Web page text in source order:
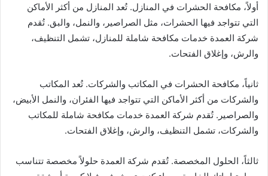
أولاً، مكافحة الحشرات في المنازل. تُعد المنازل من أكثر الأماكن
التي تتواجد فيها الحشرات، مثل الصراصير، والنمل، والبق. تُقدم
شركة العمدة خدمات مكافحة شاملة للمنازل، تشمل التنظيف،
والرش، وإغلاق الفتحات.
ثانياً، مكافحة الحشرات في المكاتب والشركات. تُعد المكاتب
والشركات من أكثر الأماكن التي تتواجد فيها الفئران، والنمل الأبيض،
والصراصير. تُقدم شركة العمدة خدمات مكافحة شاملة للمكاتب
والشركات، تشمل التنظيف، والرش، وإغلاق الفتحات.
ثالثاً، الحلول المخصصة. تُقدم شركة العمدة حلولاً مخصصة تتناسب